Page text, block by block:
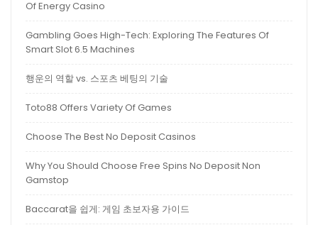
Of Energy Casino
Gambling Goes High-Tech: Exploring The Features Of
Smart Slot 6.5 Machines
행운의 역할 vs. 스포츠 베팅의 기술
Toto88 Offers Variety Of Games
Choose The Best No Deposit Casinos
Why You Should Choose Free Spins No Deposit Non
Gamstop
Baccarat을 쉽게: 게임 초보자용 가이드